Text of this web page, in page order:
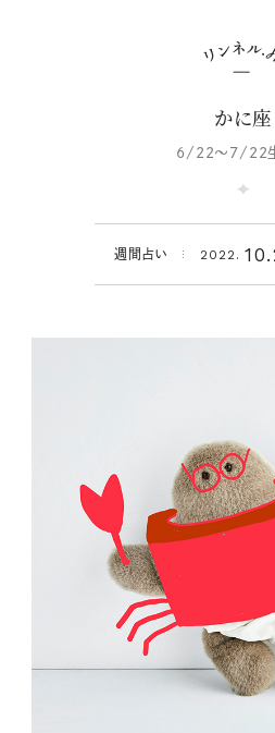
かに座
6/22～7/22
週間占い 2022.